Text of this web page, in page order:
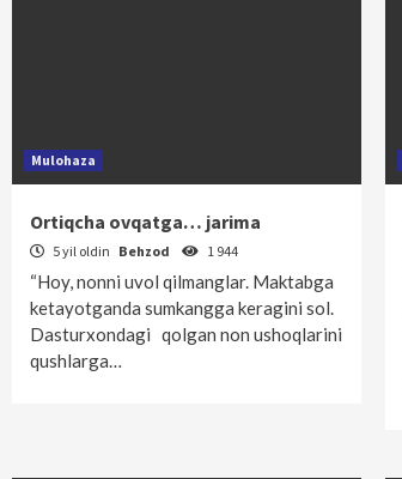
Mulohaza
Ortiqcha ovqatga… jarima
5 yil oldin Behzod 1 944
“Hoy, nonni uvol qilmanglar. Maktabga
ketayotganda sumkangga keragini sol.
Dasturxondagi qolgan non ushoqlarini
qushlarga…